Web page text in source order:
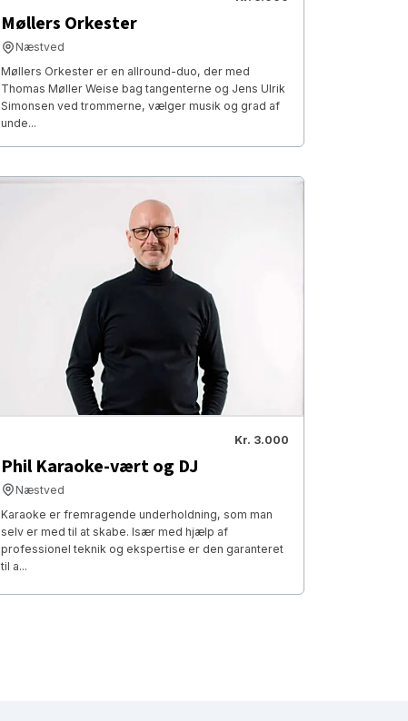
Møllers Orkester
Næstved
Møllers Orkester er en allround-duo, der med
Thomas Møller Weise bag tangenterne og Jens Ulrik
Simonsen ved trommerne, vælger musik og grad af
unde...
Kr. 3.000
Phil Karaoke-vært og DJ
Næstved
Karaoke er fremragende underholdning, som man
selv er med til at skabe. Især med hjælp af
professionel teknik og ekspertise er den garanteret
til a...